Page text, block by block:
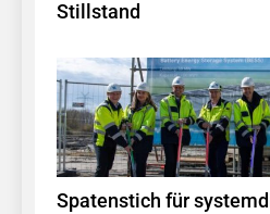
Stillstand
Spatenstich für